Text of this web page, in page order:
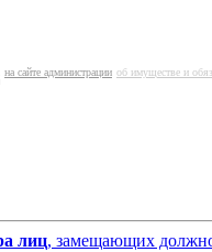
на сайте администрации об имуществе и
лиц, замещающих